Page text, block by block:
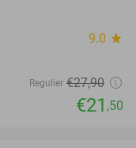
9.0 star
Regulier €27,90
€21 ,50